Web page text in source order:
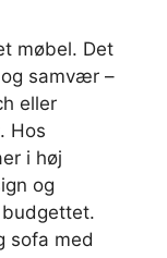
møbel. Det
samvær –
eller
Hos
i høj
og
sofa med